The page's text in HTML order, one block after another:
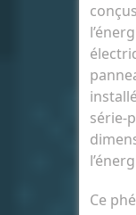
série-
Ce